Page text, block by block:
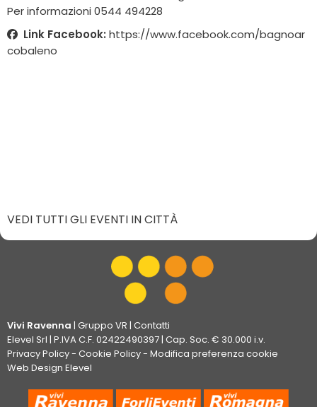
Per informazioni 0544 494228
Link Facebook: https://www.facebook.com/bagnoar
cobaleno
VEDI TUTTI GLI EVENTI IN CITTÀ
Vivi Ravenna | Gruppo VR | Contatti
Elevel Srl | P.IVA C.F. 02422490397 | Cap. Soc. € 30.000 i.v.
Privacy Policy- Cookie Policy- Modifica preferenza cookie
Web Design Elevel